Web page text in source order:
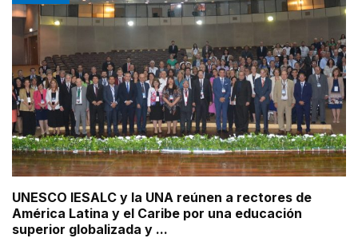
UNESCO IESALC y la UNA reúnen a rectores de
América Latina y el Caribe por una educación
superior globalizada y ...